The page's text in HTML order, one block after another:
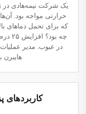
یک شرکت نیمه‌هادی در
حرارتی مواجه بود.
که برای تحمل دماهای
چه
در عیوب. مدیر
هایبرن
کاربردهای